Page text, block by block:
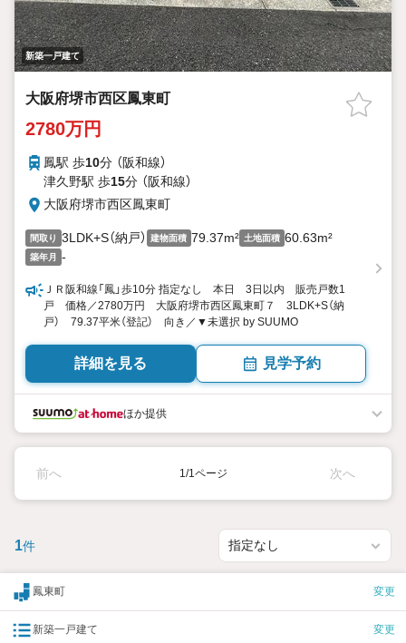
新築一戸建て
大阪府堺市西区鳳東町
2780万円
鳳駅 歩10分 （阪和線）
津久野駅 歩15分 （阪和線）
大阪府堺市西区鳳東町
間取り 3LDK+S（納戸） 建物面積 79.37m² 土地面積 60.63m²
築年月 -
ＪＲ阪和線「鳳」歩10分 指定なし 本日 3日以内 販売戸数1
戸 価格／2780万円 大阪府堺市西区鳳東町７ 3LDK+S（納
戸） 79.37平米（登記） 向き／▼未選択 by SUUMO
詳細を見る 見学予約
ほか提供
前へ 1/1ページ 次へ
1件
鳳東町 変更
新築一戸建て 変更